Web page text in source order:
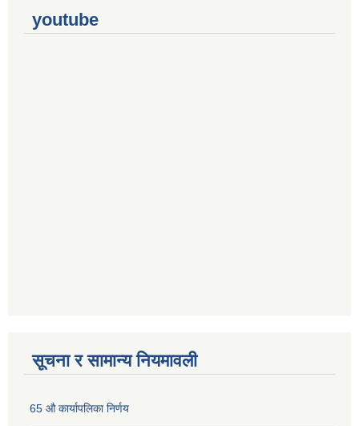
youtube
सूचना र सामान्य नियमावली
65 औ कार्यापलिका निर्णय